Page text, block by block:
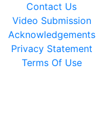
Contact Us
Video Submission
Acknowledgements
Privacy Statement
Terms Of Use